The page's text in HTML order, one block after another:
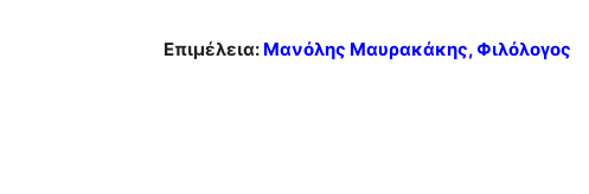
Επιμέλεια: Μανόλης Μαυρακάκης, Φιλόλογος